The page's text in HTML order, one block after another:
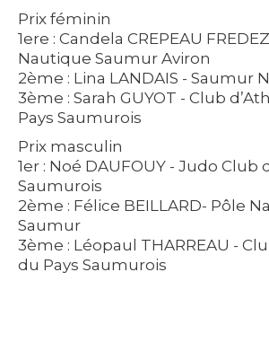
Prix féminin
1ere : Candela CREPEAU
Nautique Saumur Aviron
2ème : Lina LANDAIS - Saumur
3ème : Sarah GUYOT - Club
Pays Saumurois
Prix masculin
1er : Noé DAUFOUY - Judo Club
Saumurois
2ème : Félice BEILLARD- Pôle
Saumur
3ème : Léopaul THARREAU -
du Pays Saumurois